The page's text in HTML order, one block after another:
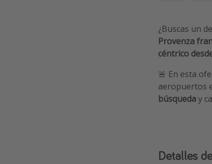
¿Buscas un
Provenza
céntrico
🚨 En esta
aeropuertos
búsqueday
Detalles